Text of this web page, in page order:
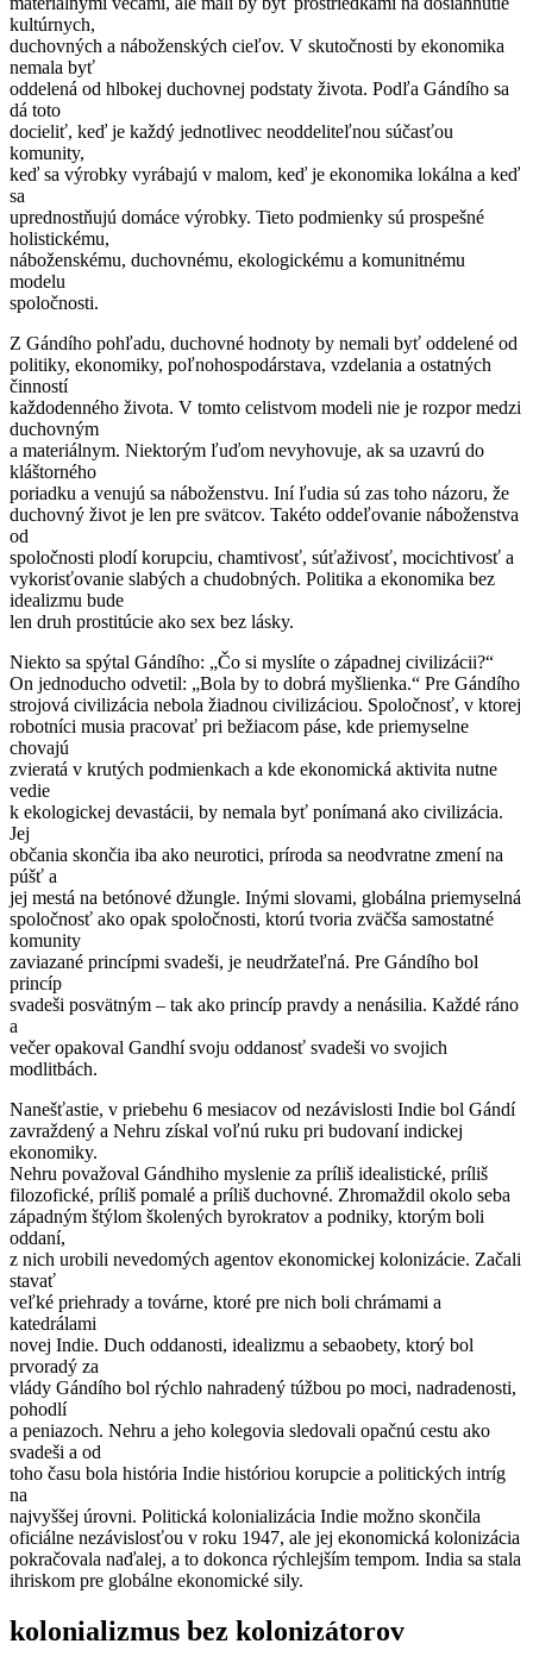
kultúrnych,
duchovných a náboženských cieľov. V skutočnosti by ekonomika
nemala byť
oddelená od hlbokej duchovnej podstaty života. Podľa Gándího sa
dá toto
docieliť, keď je každý jednotlivec neoddeliteľnou súčasťou
komunity,
keď sa výrobky vyrábajú v malom, keď je ekonomika lokálna a keď
sa
uprednostňujú domáce výrobky. Tieto podmienky sú prospešné
holistickému,
náboženskému, duchovnému, ekologickému a komunitnému
modelu
spoločnosti.
Z Gándího pohľadu, duchovné hodnoty by nemali byť oddelené od
politiky, ekonomiky, poľnohospodárstava, vzdelania a ostatných
činností
každodenného života. V tomto celistvom modeli nie je rozpor medzi
duchovným
a materiálnym. Niektorým ľuďom nevyhovuje, ak sa uzavrú do
kláštorného
poriadku a venujú sa náboženstvu. Iní ľudia sú zas toho názoru, že
duchovný život je len pre svätcov. Takéto oddeľovanie náboženstva
od
spoločnosti plodí korupciu, chamtivosť, súťaživosť, mocichtivosť a
vykorisťovanie slabých a chudobných. Politika a ekonomika bez
idealizmu bude
len druh prostitúcie ako sex bez lásky.
Niekto sa spýtal Gándího: „Čo si myslíte o západnej civilizácii?“
On jednoducho odvetil: „Bola by to dobrá myšlienka.“ Pre Gándího
strojová civilizácia nebola žiadnou civilizáciou. Spoločnosť, v ktorej
robotníci musia pracovať pri bežiacom páse, kde priemyselne
chovajú
zvieratá v krutých podmienkach a kde ekonomická aktivita nutne
vedie
k ekologickej devastácii, by nemala byť ponímaná ako civilizácia.
Jej
občania skončia iba ako neurotici, príroda sa neodvratne zmení na
púšť a
jej mestá na betónové džungle. Inými slovami, globálna priemyselná
spoločnosť ako opak spoločnosti, ktorú tvoria zväčša samostatné
komunity
zaviazané princípmi svadeši, je neudržateľná. Pre Gándího bol
princíp
svadeši posvätným – tak ako princíp pravdy a nenásilia. Každé ráno
a
večer opakoval Gandhí svoju oddanosť svadeši vo svojich
modlitbách.
Nanešťastie, v priebehu 6 mesiacov od nezávislosti Indie bol Gándí
zavraždený a Nehru získal voľnú ruku pri budovaní indickej
ekonomiky.
Nehru považoval Gándhiho myslenie za príliš idealistické, príliš
filozofické, príliš pomalé a príliš duchovné. Zhromaždil okolo seba
západným štýlom školených byrokratov a podniky, ktorým boli
oddaní,
z nich urobili nevedomých agentov ekonomickej kolonizácie. Začali
stavať
veľké priehrady a továrne, ktoré pre nich boli chrámami a
katedrálami
novej Indie. Duch oddanosti, idealizmu a sebaobety, ktorý bol
prvoradý za
vlády Gándího bol rýchlo nahradený túžbou po moci, nadradenosti,
pohodlí
a peniazoch. Nehru a jeho kolegovia sledovali opačnú cestu ako
svadeši a od
toho času bola história Indie históriou korupcie a politických intríg
na
najvyššej úrovni. Politická kolonializácia Indie možno skončila
oficiálne nezávislosťou v roku 1947, ale jej ekonomická kolonizácia
pokračovala naďalej, a to dokonca rýchlejším tempom. India sa stala
ihriskom pre globálne ekonomické sily.
kolonializmus bez kolonizátorov